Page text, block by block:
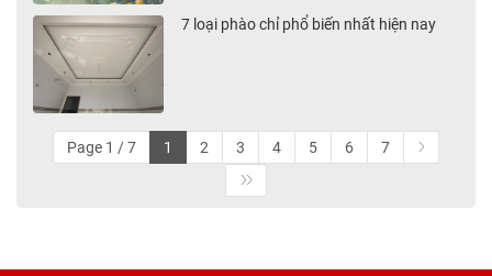
7 loại phào chỉ phổ biến nhất hiện nay
Page 1 / 7 1 2 3 4 5 6 7